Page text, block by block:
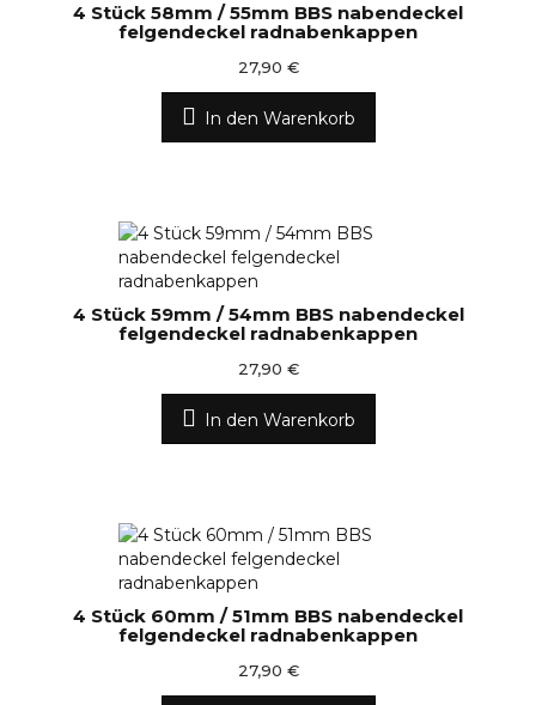
4 Stück 58mm / 55mm BBS nabendeckel
felgendeckel radnabenkappen
27,90 €
In den Warenkorb
4 Stück 59mm / 54mm BBS nabendeckel
felgendeckel radnabenkappen
27,90 €
In den Warenkorb
4 Stück 60mm / 51mm BBS nabendeckel
felgendeckel radnabenkappen
27,90 €